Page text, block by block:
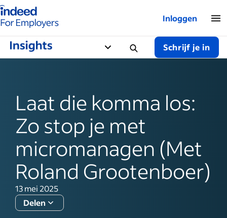
van Indeed - Voor werkgevers
Inloggen
Schrijf je in
Laat die komma los:
Zo stop je met
micromanagen (Met
Roland Grootenboer)
13 mei 2025
Delen